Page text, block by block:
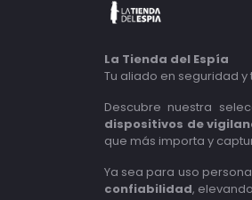
La Tienda del Espía
Tu aliado en seguridad
Descubre nuestra
dispositivos de
que más importa y
Ya sea para uso
confiabilidad,